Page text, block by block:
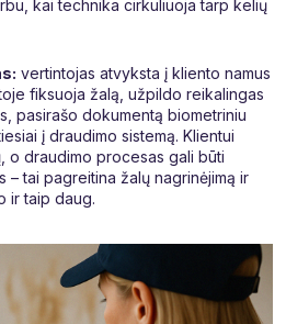
kai technika cirkuliuoja tarp kelių
vertintojas atvyksta į kliento namus
fiksuoja žalą, užpildo reikalingas
pasirašo dokumentą biometriniu
į draudimo sistemą. Klientui
o draudimo procesas gali būti
– tai pagreitina žalų nagrinėjimą ir
ir taip daug.